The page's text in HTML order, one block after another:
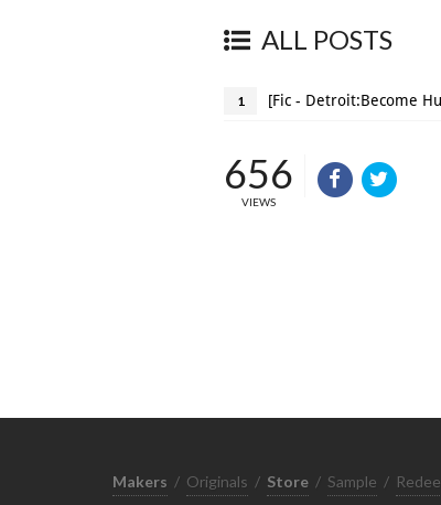
ALL POSTS
1 [Fic - Detroit:Become
656
VIEWS
Makers / Originals / Store / Sample /